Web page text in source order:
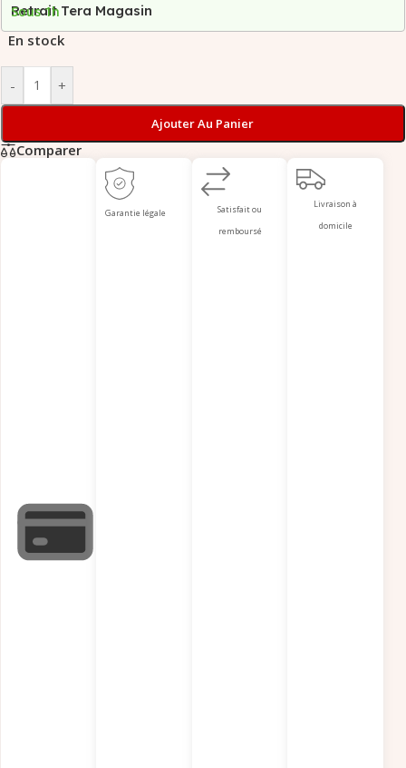
Retrait Tera Magasin
Sous 1h
En stock
- +
Ajouter Au Panier
Comparer
Garantie légale
Satisfait ou
remboursé
Livraison à
domicile